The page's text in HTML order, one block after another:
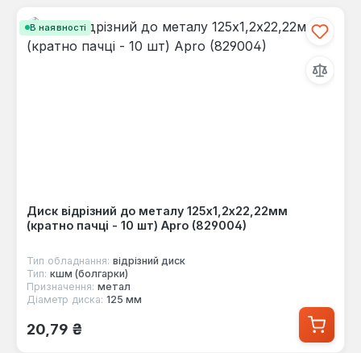
В наявності
Диск відрізний до металу 125х1,2х22,22мм
(кратно пачці - 10 шт) Apro (829004)
Тип обладнання: відрізний диск
Тип: кшм (болгарки)
Призначення: метал
Діаметр диска: 125 мм
Звичайна ціна:
20,79 ₴